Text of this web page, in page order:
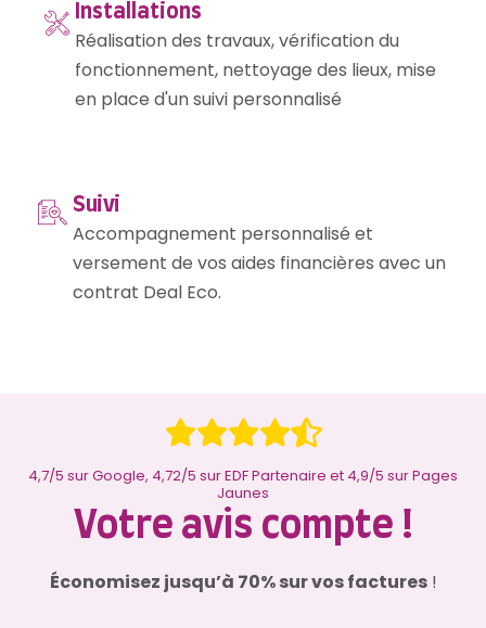
Installations
Réalisation des travaux, vérification du
fonctionnement, nettoyage des lieux, mise
en place d'un suivi personnalisé
Suivi
Accompagnement personnalisé et
versement de vos aides financières avec un
contrat Deal Eco.
4,7/5 sur Google, 4,72/5 sur EDF Partenaire et 4,9/5 sur Pages
Jaunes
Votre avis compte !
Économisez jusqu’à 70% sur vos factures!